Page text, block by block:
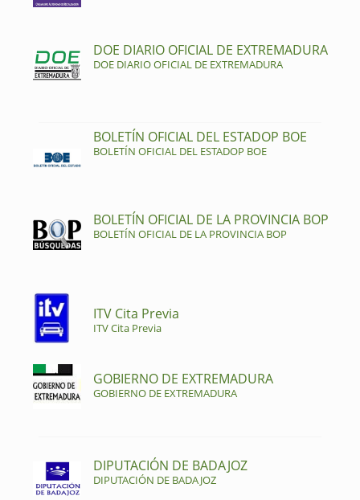
DOE DIARIO OFICIAL DE EXTREMADURA
DOE DIARIO OFICIAL DE EXTREMADURA
BOLETÍN OFICIAL DEL ESTADOP BOE
BOLETÍN OFICIAL DEL ESTADOP BOE
BOLETÍN OFICIAL DE LA PROVINCIA BOP
BOLETÍN OFICIAL DE LA PROVINCIA BOP
ITV Cita Previa
ITV Cita Previa
GOBIERNO DE EXTREMADURA
GOBIERNO DE EXTREMADURA
DIPUTACIÓN DE BADAJOZ
DIPUTACIÓN DE BADAJOZ